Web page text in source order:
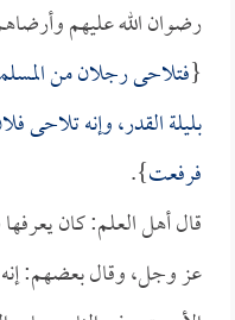
رضوان الله عليهم
{فتلاحى رجلان من
بليلة القدر، وإنه
فرفعت}.
قال أهل العلم: كان
عز وجل، وقال بعضهم: إنه